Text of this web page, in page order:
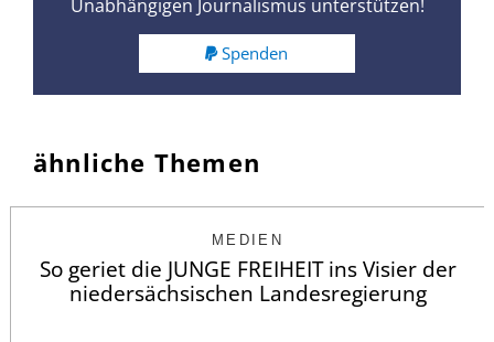
Unabhängigen Journalismus unterstützen!
Spenden
ähnliche Themen
MEDIEN
So geriet die JUNGE FREIHEIT ins Visier der
niedersächsischen Landesregierung